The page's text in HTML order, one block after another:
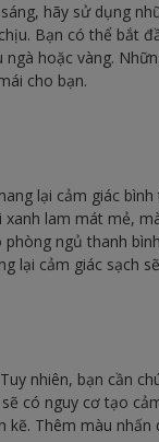
hãy sử dụng
Bạn có thể bắt
hoặc vàng.
cho bạn.
lại cảm giác
xanh lam mát mẻ,
ngủ thanh
lại cảm giác sạch
nhiên, bạn cần
có nguy cơ tạo
Thêm màu nhấn